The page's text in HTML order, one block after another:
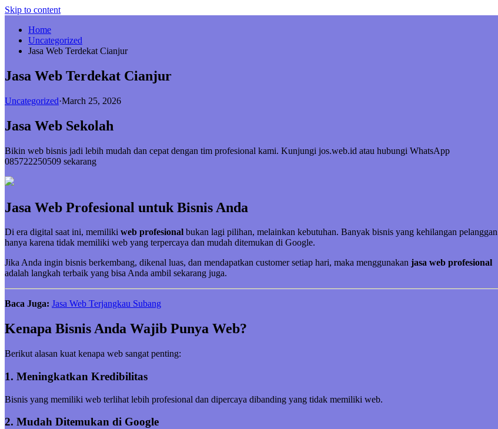
Skip to content
Home
Uncategorized
Jasa Web Terdekat Cianjur
Jasa Web Terdekat Cianjur
Uncategorized·March 25, 2026
Jasa Web Sekolah
Bikin web bisnis jadi lebih mudah dan cepat dengan tim profesional kami. Kunjungi jos.web.id atau hubungi WhatsApp
085722250509 sekarang
Jasa Web Profesional untuk Bisnis Anda
Di era digital saat ini, memiliki web profesional bukan lagi pilihan, melainkan kebutuhan. Banyak bisnis yang kehilangan pelanggan
hanya karena tidak memiliki web yang terpercaya dan mudah ditemukan di Google.
Jika Anda ingin bisnis berkembang, dikenal luas, dan mendapatkan customer setiap hari, maka menggunakan jasa web profesional
adalah langkah terbaik yang bisa Anda ambil sekarang juga.
Baca Juga: Jasa Web Terjangkau Subang
Kenapa Bisnis Anda Wajib Punya Web?
Berikut alasan kuat kenapa web sangat penting:
1. Meningkatkan Kredibilitas
Bisnis yang memiliki web terlihat lebih profesional dan dipercaya dibanding yang tidak memiliki web.
2. Mudah Ditemukan di Google